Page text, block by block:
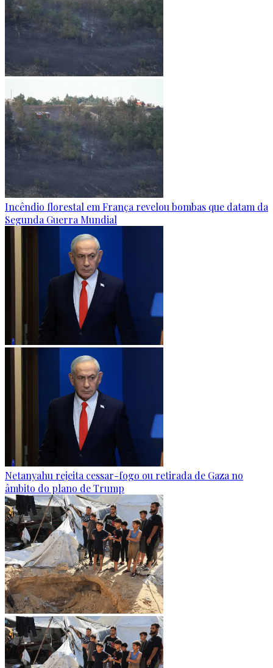
Incêndio florestal em França revelou bombas que datam da
Segunda Guerra Mundial
Netanyahu rejeita cessar-fogo ou retirada de Gaza no
âmbito do plano de Trump